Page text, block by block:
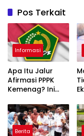
Pos Terkait
Informasi
Apa Itu Jalur
Afirmasi PPPK
Kemenag? Ini
yang Wajib
Diketahui
Berita